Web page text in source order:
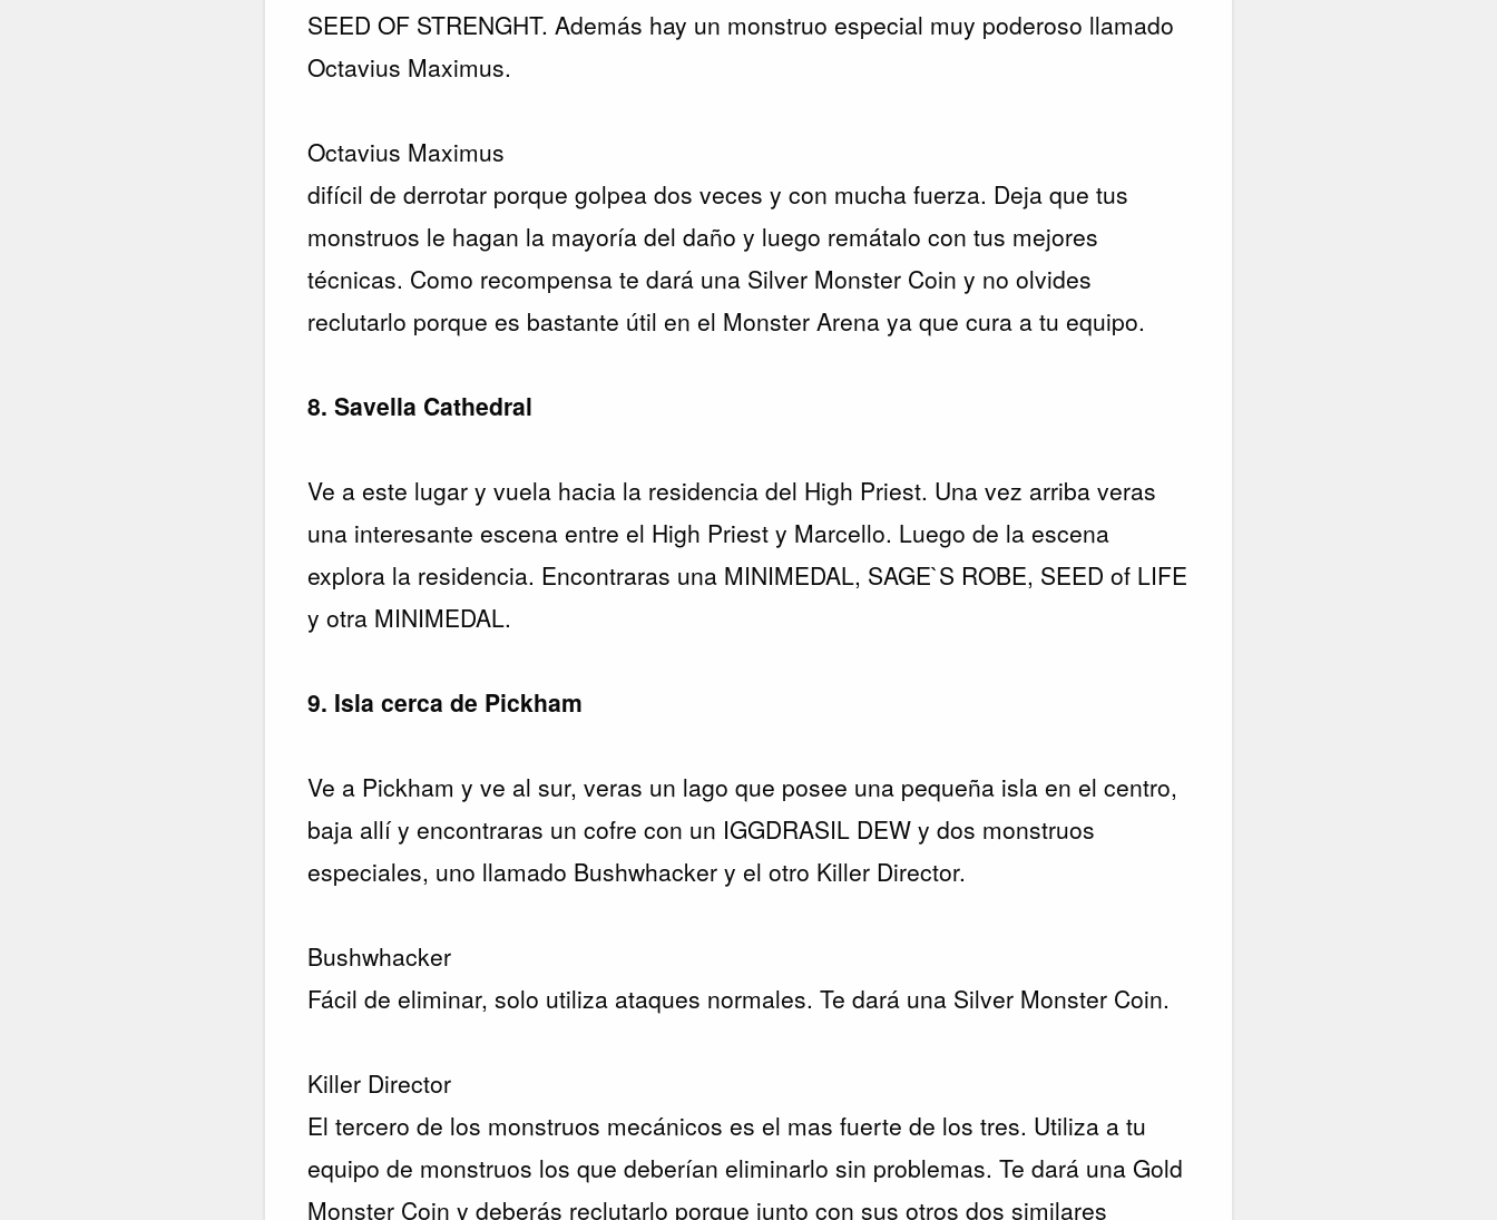
SEED OF STRENGHT. Además hay un monstruo especial muy poderoso llamado
Octavius Maximus.
Octavius Maximus
difícil de derrotar porque golpea dos veces y con mucha fuerza. Deja que tus
monstruos le hagan la mayoría del daño y luego remátalo con tus mejores
técnicas. Como recompensa te dará una Silver Monster Coin y no olvides
reclutarlo porque es bastante útil en el Monster Arena ya que cura a tu equipo.
8. Savella Cathedral
Ve a este lugar y vuela hacia la residencia del High Priest. Una vez arriba veras
una interesante escena entre el High Priest y Marcello. Luego de la escena
explora la residencia. Encontraras una MINIMEDAL, SAGE`S ROBE, SEED of LIFE
y otra MINIMEDAL.
9. Isla cerca de Pickham
Ve a Pickham y ve al sur, veras un lago que posee una pequeña isla en el centro,
baja allí y encontraras un cofre con un IGGDRASIL DEW y dos monstruos
especiales, uno llamado Bushwhacker y el otro Killer Director.
Bushwhacker
Fácil de eliminar, solo utiliza ataques normales. Te dará una Silver Monster Coin.
Killer Director
El tercero de los monstruos mecánicos es el mas fuerte de los tres. Utiliza a tu
equipo de monstruos los que deberían eliminarlo sin problemas. Te dará una Gold
Monster Coin y deberás reclutarlo porque junto con sus otros dos similares